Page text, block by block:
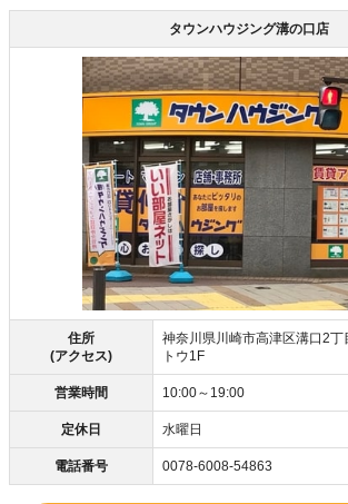
タウンハウジング溝の口店
住所
(アクセス)
神奈川県川崎市高津区溝口2
トウ1F
営業時間 10:00～19:00
定休日 水曜日
電話番号 0078-6008-54863